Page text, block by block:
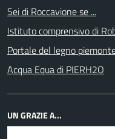
Sei di Roccavione se ...
Istituto comprensivo di
Portale del legno
Acqua Equa di PIERH2O
UN GRAZIE A...